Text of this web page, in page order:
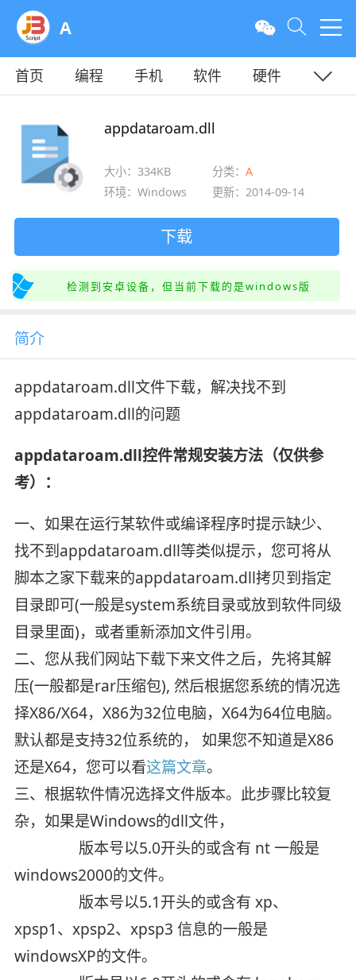
A
首页 编程 手机 软件
硬件
appdataroam.dll
大小：334KB 分类：A
环境：Windows
更新：2014-09-14
下载
检测到安卓设备，但当前下载的是windows版
简介
appdataroam.dll文件下载，解决找不到
appdataroam.dll的问题
appdataroam.dll控件常规安装方法（仅供参
考）：
一、如果在运行某软件或编译程序时提示缺少、
找不到appdataroam.dll等类似提示，您可将从
脚本之家下载来的appdataroam.dll拷贝到指定
目录即可(一般是system系统目录或放到软件同级
目录里面)，或者重新添加文件引用。
二、您从我们网站下载下来文件之后，先将其解
压(一般都是rar压缩包), 然后根据您系统的情况选
择X86/X64，X86为32位电脑，X64为64位电脑。
默认都是支持32位系统的， 如果您不知道是X86
还是X64，您可以看这篇文章。
三、根据软件情况选择文件版本。此步骤比较复
杂，如果是Windows的dll文件，
版本号以5.0开头的或含有 nt 一般是
windows2000的文件。
版本号以5.1开头的或含有 xp、
xpsp1、xpsp2、xpsp3 信息的一般是
windowsXP的文件。